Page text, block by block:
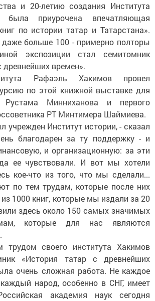
и 20-летию создания Института
приурочена впечатляющая
по истории татар и Татарстана».
больше 100 - примерно полторы
экспозиции стал семитомник
древнейших времен».
Рафаэль Хакимов провел
по этой книжной выставке для
Рустама Минниханова и первого
РТ Минтимера Шаймиева.
учрежден Институт истории, - сказал
благодарен за ту поддержку - и
и организационную: за эти
ее чувствовали. И вот мы хотели
кое-что из того, что мы сделали...
по тем трудам, которые после них
1000 книг, которые мы издали за 20
здесь около 150 самых значимых
которые для нас являются
своего института Хакимов
«История татар с древнейших
очень сложная работа. Не каждое
каждый народ, особенно в СНГ, имеет
академия наук сегодня